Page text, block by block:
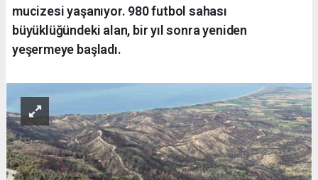
mucizesi yaşanıyor. 980 futbol sahası
büyüklüğündeki alan, bir yıl sonra yeniden
yeşermeye başladı.